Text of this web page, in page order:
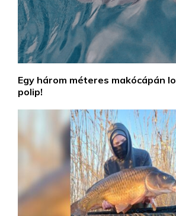
Egy három méteres makócápán
polip!